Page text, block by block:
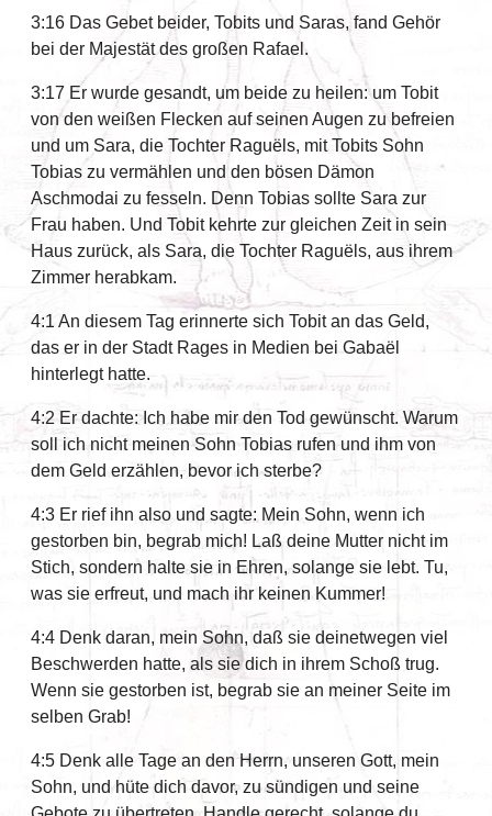
3:16 Das Gebet beider, Tobits und Saras, fand Gehör
bei der Majestät des großen Rafael.
3:17 Er wurde gesandt, um beide zu heilen: um Tobit
von den weißen Flecken auf seinen Augen zu befreien
und um Sara, die Tochter Raguëls, mit Tobits Sohn
Tobias zu vermählen und den bösen Dämon
Aschmodai zu fesseln. Denn Tobias sollte Sara zur
Frau haben. Und Tobit kehrte zur gleichen Zeit in sein
Haus zurück, als Sara, die Tochter Raguëls, aus ihrem
Zimmer herabkam.
4:1 An diesem Tag erinnerte sich Tobit an das Geld,
das er in der Stadt Rages in Medien bei Gabaël
hinterlegt hatte.
4:2 Er dachte: Ich habe mir den Tod gewünscht. Warum
soll ich nicht meinen Sohn Tobias rufen und ihm von
dem Geld erzählen, bevor ich sterbe?
4:3 Er rief ihn also und sagte: Mein Sohn, wenn ich
gestorben bin, begrab mich! Laß deine Mutter nicht im
Stich, sondern halte sie in Ehren, solange sie lebt. Tu,
was sie erfreut, und mach ihr keinen Kummer!
4:4 Denk daran, mein Sohn, daß sie deinetwegen viel
Beschwerden hatte, als sie dich in ihrem Schoß trug.
Wenn sie gestorben ist, begrab sie an meiner Seite im
selben Grab!
4:5 Denk alle Tage an den Herrn, unseren Gott, mein
Sohn, und hüte dich davor, zu sündigen und seine